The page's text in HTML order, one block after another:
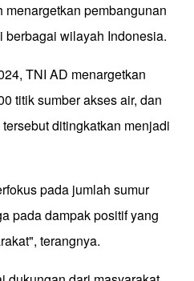
pembangunan
berbagai wilayah Indonesia.
TNI AD menargetkan
titik sumber akses air, dan
ditingkatkan menjadi
pada jumlah sumur
pada dampak positif yang
terangnya.